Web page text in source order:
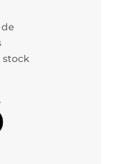
stock